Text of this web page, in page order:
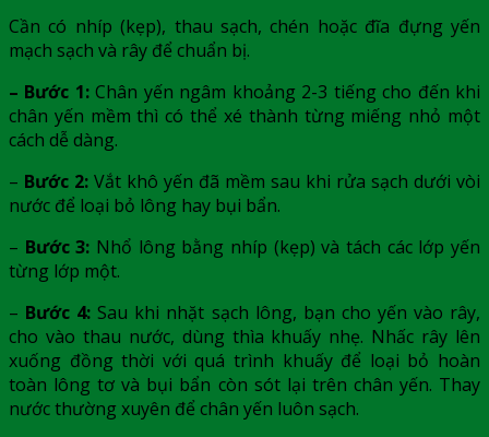
Cần có nhíp (kẹp), thau sạch, chén hoặc đĩa đựng yến
mạch sạch và rây để chuẩn bị.
– Bước 1:Chân yến ngâm khoảng 2-3 tiếng cho đến khi
chân yến mềm thì có thể xé thành từng miếng nhỏ một
cách dễ dàng.
– Bước 2: Vắt khô yến đã mềm sau khi rửa sạch dưới vòi
nước để loại bỏ lông hay bụi bẩn.
– Bước 3: Nhổ lông bằng nhíp (kẹp) và tách các lớp yến
từng lớp một.
– Bước 4: Sau khi nhặt sạch lông, bạn cho yến vào rây,
cho vào thau nước, dùng thìa khuấy nhẹ. Nhấc rây lên
xuống đồng thời với quá trình khuấy để loại bỏ hoàn
toàn lông tơ và bụi bẩn còn sót lại trên chân yến. Thay
nước thường xuyên để chân yến luôn sạch.